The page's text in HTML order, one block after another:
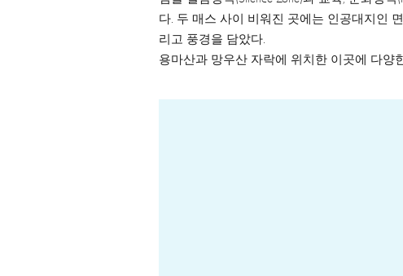
다. 두 매스 사이 비워진 곳에는 인공대지인
리고 풍경을 담았다.
용마산과 망우산 자락에 위치한 이곳에 다양